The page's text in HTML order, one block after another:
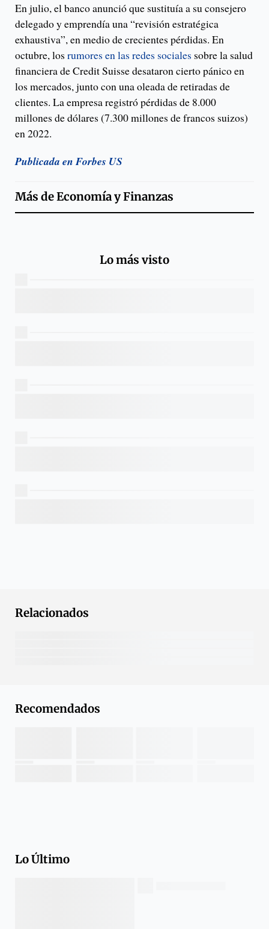
En julio, el banco anunció que sustituía a su consejero
delegado y emprendía una “revisión estratégica
exhaustiva”, en medio de crecientes pérdidas. En
octubre, los rumores en las redes sociales sobre la salud
financiera de Credit Suisse desataron cierto pánico en
los mercados, junto con una oleada de retiradas de
clientes. La empresa registró pérdidas de 8.000
millones de dólares (7.300 millones de francos suizos)
en 2022.
Publicada en Forbes US
Más deEconomía y Finanzas
Lo más visto
Relacionados
Recomendados
Lo Último